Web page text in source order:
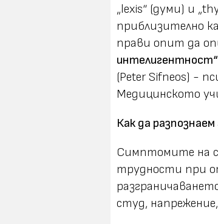
„lexis“ (думи) и
приблизително
прави опит да
интелигентност“
(Peter Sifneos) -
Медицинското
Как да
Симптомите на
трудности при
студ,